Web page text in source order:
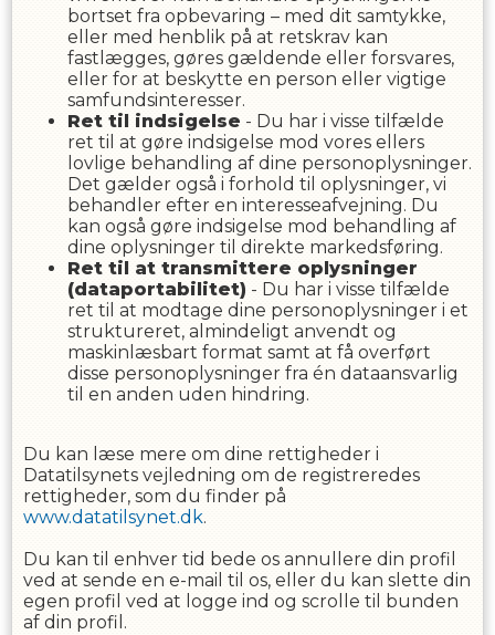
bortset fra opbevaring – med dit samtykke,
eller med henblik på at retskrav kan
fastlægges, gøres gældende eller forsvares,
eller for at beskytte en person eller vigtige
samfundsinteresser.
Ret til indsigelse - Du har i visse tilfælde
ret til at gøre indsigelse mod vores ellers
lovlige behandling af dine personoplysninger.
Det gælder også i forhold til oplysninger, vi
behandler efter en interesseafvejning. Du
kan også gøre indsigelse mod behandling af
dine oplysninger til direkte markedsføring.
Ret til at transmittere oplysninger
(dataportabilitet) - Du har i visse tilfælde
ret til at modtage dine personoplysninger i et
struktureret, almindeligt anvendt og
maskinlæsbart format samt at få overført
disse personoplysninger fra én dataansvarlig
til en anden uden hindring.
Du kan læse mere om dine rettigheder i
Datatilsynets vejledning om de registreredes
rettigheder, som du finder på
www.datatilsynet.dk.
Du kan til enhver tid bede os annullere din profil
ved at sende en e-mail til os, eller du kan slette din
egen profil ved at logge ind og scrolle til bunden
af din profil.